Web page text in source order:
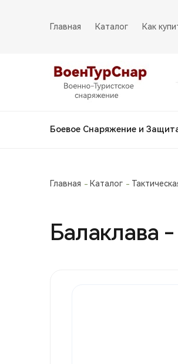
Главная Каталог Как
Боевое Снаряжение и
Главная Каталог
Балаклава